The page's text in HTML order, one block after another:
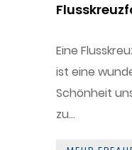
Eine
ist eine
Schönheit
zu...